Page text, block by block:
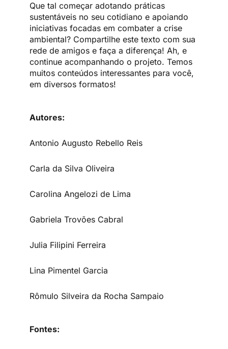
Que tal começar adotando práticas
sustentáveis no seu cotidiano e apoiando
iniciativas focadas em combater a crise
ambiental? Compartilhe este texto com sua
rede de amigos e faça a diferença! Ah, e
continue acompanhando o projeto. Temos
muitos conteúdos interessantes para você,
em diversos formatos!
Autores:
Antonio Augusto Rebello Reis
Carla da Silva Oliveira
Carolina Angelozi de Lima
Gabriela Trovões Cabral
Julia Filipini Ferreira
Lina Pimentel Garcia
Rômulo Silveira da Rocha Sampaio
Fontes: